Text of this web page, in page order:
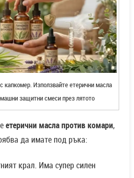
Използвайте етерични масла
защитни смеси през лятото
етерични масла против комари,
да имате под ръка:
крал. Има супер силен